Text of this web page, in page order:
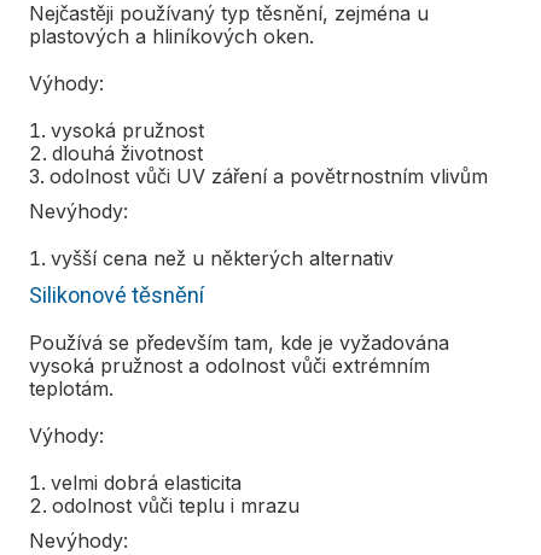
Nejčastěji používaný typ těsnění, zejména u
plastových a hliníkových oken.
Výhody:
vysoká pružnost
dlouhá životnost
odolnost vůči UV záření a povětrnostním vlivům
Nevýhody:
vyšší cena než u některých alternativ
Silikonové těsnění
Používá se především tam, kde je vyžadována
vysoká pružnost a odolnost vůči extrémním
teplotám.
Výhody:
velmi dobrá elasticita
odolnost vůči teplu i mrazu
Nevýhody: